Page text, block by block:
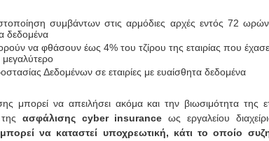
συμβάντων στις αρμόδιες αρχές εντός 72
δεδομένα
να φθάσουν έως 4% του τζίρου της εταιρίας που
Δεδομένων σε εταιρίες με ευαίσθητα δεδομένα
μπορεί να απειλήσει ακόμα και την βιωσιμότητα της
ασφάλισης cyber insurance ως εργαλείου
να καταστεί υποχρεωτική, κάτι το οποίο